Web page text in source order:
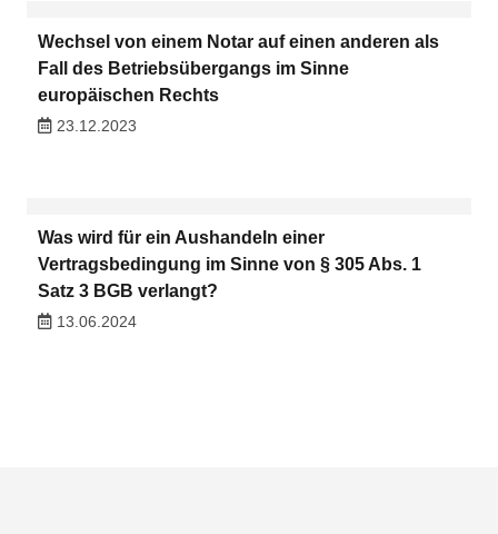
Wechsel von einem Notar auf einen anderen als
Fall des Betriebsübergangs im Sinne
europäischen Rechts
23.12.2023
Was wird für ein Aushandeln einer
Vertragsbedingung im Sinne von § 305 Abs. 1
Satz 3 BGB verlangt?
13.06.2024